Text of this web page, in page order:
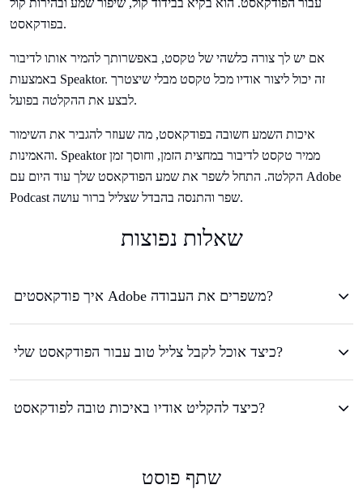
עבור הפודקאסט. הוא בקיא בבידוד קול, שיפור שמע ובהירות קול
בפודקאסט.
אם יש לך צורה כלשהי של טקסט, באפשרותך להמיר אותו לדיבור
באמצעות Speaktor. זה יכול ליצור אודיו מכל טקסט מבלי שיצטרך
לבצע את ההקלטה בפועל.
איכות השמע חשובה בפודקאסט, מה שעוזר להגביר את השימור
והאמינות. Speaktor ממיר טקסט לדיבור במחצית הזמן, וחוסך זמן
הקלטה. התחל לשפר את שמע הפודקאסט שלך עוד היום עם Adobe
Podcast שפר והתנסה בהבדל שצליל ברור עושה.
שאלות נפוצות
איך פודקאסטים Adobe משפרים את העבודה?
כיצד אוכל לקבל צליל טוב עבור הפודקאסט שלי?
כיצד להקליט אודיו באיכות טובה לפודקאסט?
שתף פוסט